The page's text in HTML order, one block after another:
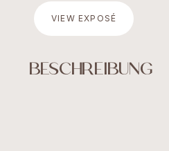
BESCHREIBUNG
VIEW EXPOSÉProjekte
Verkauf
über uns